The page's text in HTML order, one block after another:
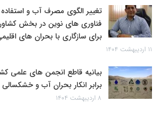
تغییر الگوی مصرف آب و استفاده
فناوری های نوین در بخش
برای سازگاری با بحران های
۱۱ اردیبهشت ۱۴۰۴
بیانیه قاطع انجمن های علمی
برابر انکار بحران آب و خشکسالی
۸ اردیبهشت ۱۴۰۴